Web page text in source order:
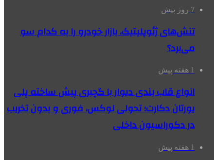
7 روز پیش
تنش‌های ژئوپلیتیک، بازار خودرو را به کدام سو
می‌برد؟
1 هفته پیش
انواع قاب بندی دیوار با گچبری پیش ساخته پلی
یورتان دکارت؛ تحولی لوکس، فوری و بدون تخریب
در دکوراسیون داخلی
1 هفته پیش